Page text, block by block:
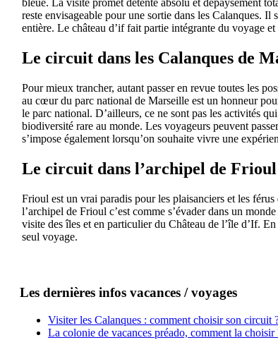
bleue. La visite promet détente absolu et dépaysement
reste envisageable pour une sortie dans les Calanques.
entière. Le château d’if fait partie intégrante du voyage
Le circuit dans les Calanques de
Pour mieux trancher, autant passer en revue toutes les
au cœur du parc national de Marseille est un honneur
le parc national. D’ailleurs, ce ne sont pas les activités
biodiversité rare au monde. Les voyageurs peuvent
s’impose également lorsqu’on souhaite vivre une
Le circuit dans l’archipel de Frioul
Frioul est un vrai paradis pour les plaisanciers et les
l’archipel de Frioul c’est comme s’évader dans un
visite des îles et en particulier du Château de l’île d’If.
seul voyage.
Les dernières infos vacances / voyages
Visiter les Calanques : comment choisir son circuit
La colonie de vacances préado, comment la choisir